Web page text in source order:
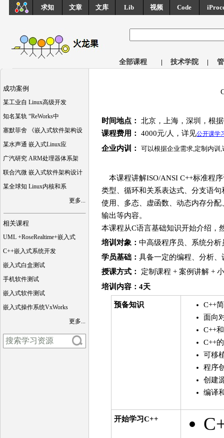
求知 文章 文库 Lib 视频 Code
全部课程 | 技术学院 |
成功案例
某工业自 Linux高级开发
知名某轨 “ReWorks中
塞默菲舍 《嵌入式软件架构设
某水声通 嵌入式Linux应
广汽研究 ARM处理器体系架
联合汽微 嵌入式软件架构设计
某全球知 Linux内核和系
更多...
相关课程
UML +RoseRealtime+嵌入式
C++嵌入式系统开发
嵌入式白盒测试
手机软件测试
嵌入式软件测试
嵌入式操作系统VxWorks
更多...
时间地点：
北京，上海，深圳，根
课程费用：
4000元/人，详见公开课学
企业内训： 可以根据企业需求,定制内训
本课程讲解ISO/ANSI C++标准程
类型、循环和关系表达式、分支语
使用、多态、虚函数、动态内存分
输出等内容。
本课程从C语言基础知识开始介绍，
培训对象： 中高级程序员、系统分
学员基础： 具备一定的编程、分析、
授课方式：
定制课程 + 案例讲解 +
培训 内容 ：4天
预备知识
C++
面向
C++
C++
可移
程序
创建
编译
开始学习C++